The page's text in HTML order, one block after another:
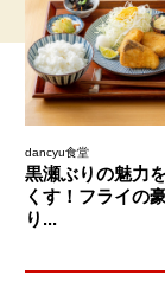
dancyu食堂
黒瀬ぶりの魅力
くす！フライの
り...